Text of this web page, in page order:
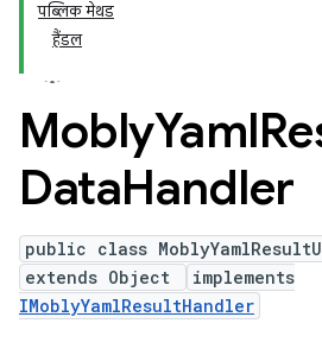
पब्लिक मेथड
हैंडल
MoblyYaml
DataHandler
public class
extends Object
implements
IMoblyYamlResultHandler